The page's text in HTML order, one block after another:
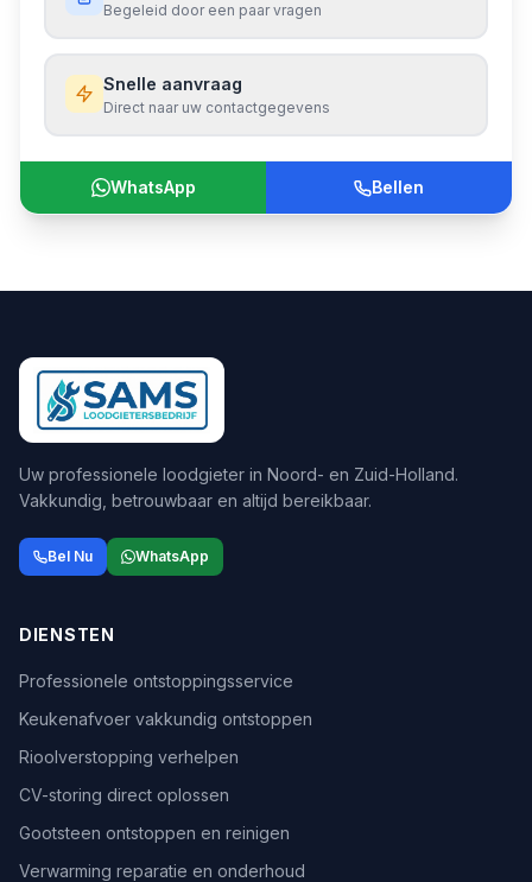
Begeleid door een paar vragen
Snelle aanvraag
Direct naar uw contactgegevens
WhatsApp Bellen
Uw professionele loodgieter in Noord- en Zuid-Holland.
Vakkundig, betrouwbaar en altijd bereikbaar.
Bel Nu WhatsApp
DIENSTEN
Professionele ontstoppingsservice
Keukenafvoer vakkundig ontstoppen
Rioolverstopping verhelpen
CV-storing direct oplossen
Gootsteen ontstoppen en reinigen
Verwarming reparatie en onderhoud